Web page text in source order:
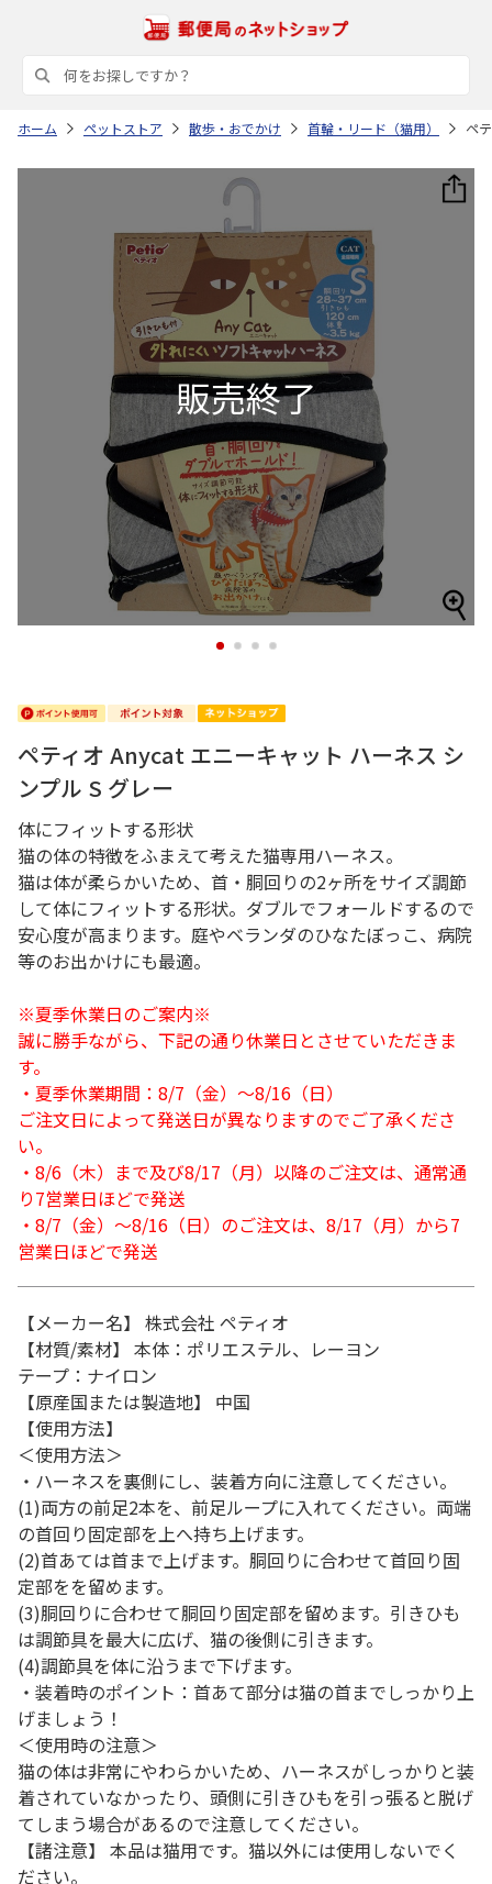
ホーム ペットストア 散歩・おでかけ 首輪・リード（猫用） ペ
1 2 3 4
ペティオ Anycat エニーキャット ハーネス シ
ンプル S グレー
体にフィットする形状
猫の体の特徴をふまえて考えた猫専用ハーネス。
猫は体が柔らかいため、首・胴回りの2ヶ所をサイズ調節
して体にフィットする形状。ダブルでフォールドするので
安心度が高まります。庭やベランダのひなたぼっこ、病院
等のお出かけにも最適。
※夏季休業日のご案内※
誠に勝手ながら、下記の通り休業日とさせていただきま
す。
・夏季休業期間：8/7（金）～8/16（日）
ご注文日によって発送日が異なりますのでご了承くださ
い。
・8/6（木）まで及び8/17（月）以降のご注文は、通常通
り7営業日ほどで発送
・8/7（金）～8/16（日）のご注文は、8/17（月）から7
営業日ほどで発送
【メーカー名】 株式会社 ペティオ
【材質/素材】 本体：ポリエステル、レーヨン
テープ：ナイロン
【原産国または製造地】 中国
【使用方法】
＜使用方法＞
・ハーネスを裏側にし、装着方向に注意してください。
(1)両方の前足2本を、前足ループに入れてください。両端
の首回り固定部を上へ持ち上げます。
(2)首あては首まで上げます。胴回りに合わせて首回り固
定部をを留めます。
(3)胴回りに合わせて胴回り固定部を留めます。引きひも
は調節具を最大に広げ、猫の後側に引きます。
(4)調節具を体に沿うまで下げます。
・装着時のポイント：首あて部分は猫の首までしっかり上
げましょう！
＜使用時の注意＞
猫の体は非常にやわらかいため、ハーネスがしっかりと装
着されていなかったり、頭側に引きひもを引っ張ると脱げ
てしまう場合があるので注意してください。
【諸注意】 本品は猫用です。猫以外には使用しないでく
ださい。